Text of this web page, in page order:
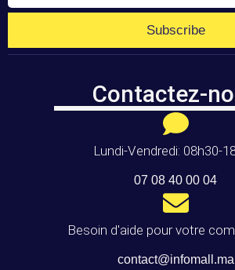
Subscribe
Contactez-
Lundi-Vendredi: 08h30-
07 08 40 00 04
Besoin d'aide pour votre
contact@infomall.ma